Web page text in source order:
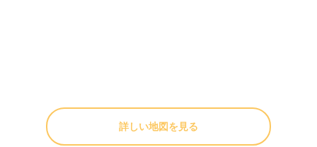
詳しい地図を見る